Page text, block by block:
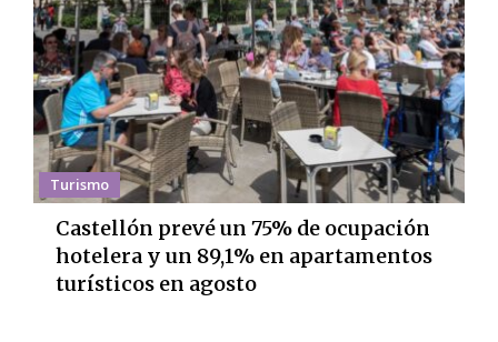
Turismo
Castellón prevé un 75% de ocupación
hotelera y un 89,1% en apartamentos
turísticos en agosto